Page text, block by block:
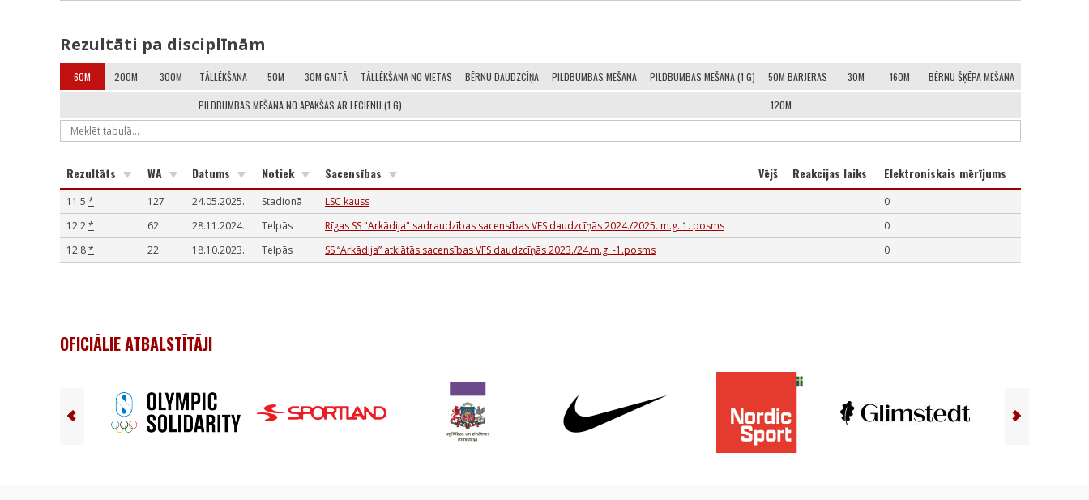
Rezultāti pa disciplīnām
60M 200M 300M TĀLLĒKŠANA 50M 30M GAITĀ TĀLLĒKŠANA NO VIETAS BĒRNU DAUDZCĪŅA PILDBUMBAS MEŠANA PILDBUMBAS MEŠANA (1 G) 50M BARJERAS 30M 160M BĒRNU ŠĶĒPA MEŠANA
PILDBUMBAS MEŠANA NO APAKŠAS AR LĒCIENU (1 G) 120M
Rezultāts WA Datums Notiek Sacensības Vējš Reakcijas laiks Elektroniskais mērījums
11.5 * 127 24.05.2025. Stadionā LSC kauss
0
12.2* 62 28.11.2024. Telpās Rīgas SS "Arkādija" sadraudzības sacensības VFS daudzcīņās 2024./2025. m.g. 1. posms
0
12.8* 22 18.10.2023. Telpās SS “Arkādija” atklātās sacensības VFS daudzcīņās 2023./24.m.g. -1.posms 0
OFICIĀLIE ATBALSTĪTĀJI